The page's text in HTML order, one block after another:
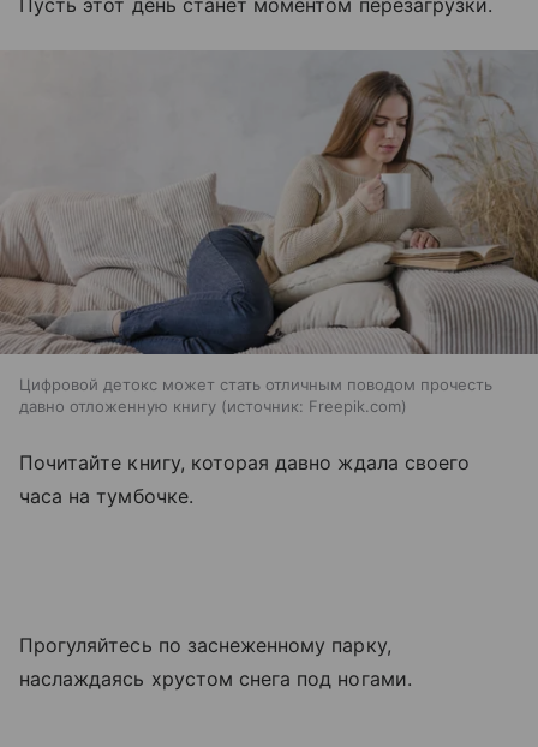
Пусть этот день станет моментом перезагрузки.
Цифровой детокс может стать отличным поводом прочесть
давно отложенную книгу
источник: Freepik.com
Почитайте книгу, которая давно ждала своего
часа на тумбочке.
Прогуляйтесь по заснеженному парку,
наслаждаясь хрустом снега под ногами.